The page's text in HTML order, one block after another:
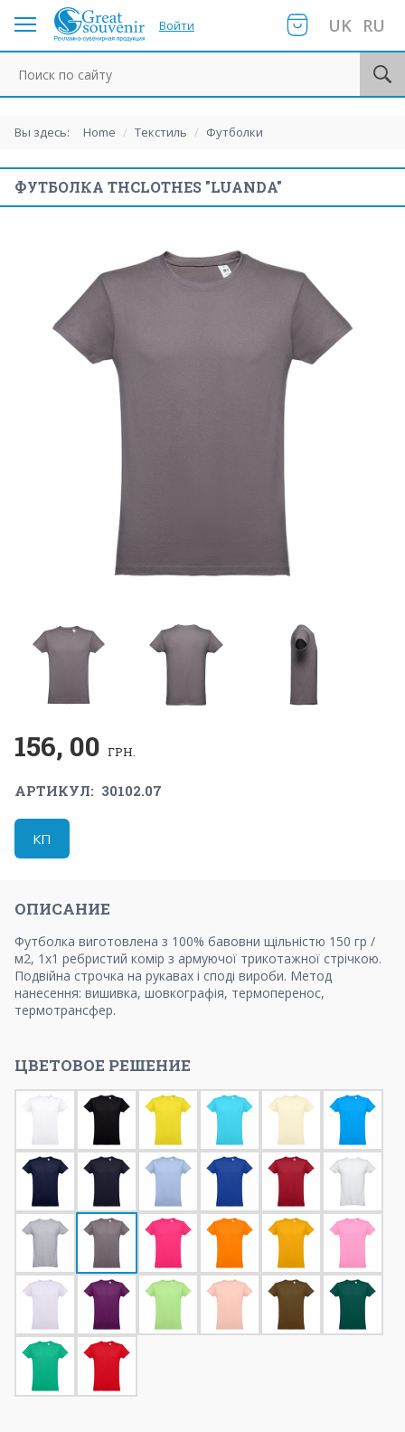
Войти UK RU
Вы здесь: Home / Текстиль / Футболки
ФУТБОЛКА THCLOTHES "LUANDA"
156, 00 ГРН.
АРТИКУЛ: 30102.07
КП
ОПИСАНИЕ
Футболка виготовлена ​​з 100% бавовни щільністю 150 гр /
м2, 1x1 ребристий комір з армуючої трикотажної стрічкою.
Подвійна строчка на рукавах і споді вироби. Метод
нанесення: вишивка, шовкографія, термоперенос,
термотрансфер.
ЦВЕТОВОЕ РЕШЕНИЕ